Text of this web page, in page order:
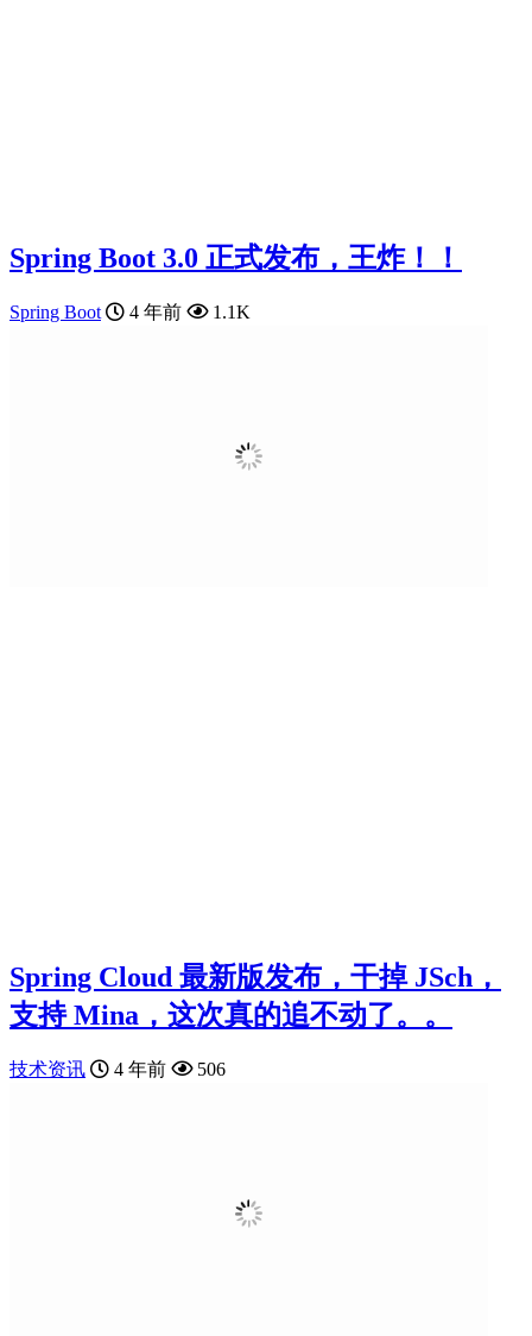
Spring Boot 3.0 正式发布，王炸！！
Spring Boot 4 年前 1.1K
Spring Cloud 最新版发布，干掉 JSch，
支持 Mina，这次真的追不动了。。
技术资讯 4 年前 506